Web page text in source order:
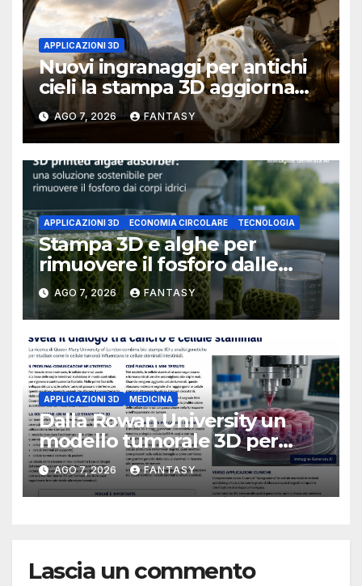
APPLICAZIONI 3D
Nuovi ingranaggi per antichi
cieli la stampa 3D aggiorna
un osservatorio del 1930 della
University of Arkansas at
Little Rock
AGO 7, 2026 FANTASY
APPLICAZIONI 3D ECONOMIA CIRCOLARE TECNOLOGIA
Stampa 3D e alghe per
rimuovere il fosforo dalle
acque il progetto della
Florida Atlantic University
AGO 7, 2026 FANTASY
APPLICAZIONI 3D MEDICINA
Dalla Rowan University un
modello tumorale 3D per
studiare il dialogo tra cancro
e cellule staminali
AGO 7, 2026 FANTASY
Lascia un commento